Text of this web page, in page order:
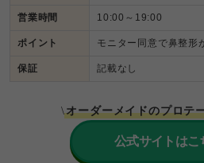
営業時間 10:00～19:00
ポイント モニター同意で鼻整形
保証 記載なし
\オーダーメイドのプロテ
公式サイトはこ